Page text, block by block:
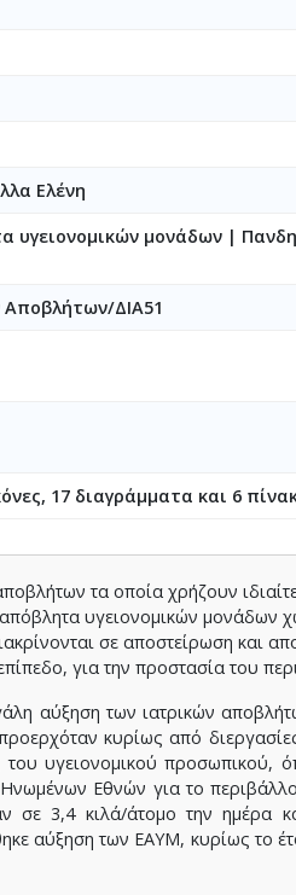
Ελένη
υγειονομικών μονάδων |
Αποβλήτων/ΔΙΑ51
17 διαγράμματα και 6
τα οποία χρήζουν
υγειονομικών μονάδων
σε αποστείρωση και
για την προστασία του
αύξηση των ιατρικών
κυρίως από
υγειονομικού προσωπικού,
Εθνών για το
σε 3,4 κιλά/άτομο την ημέρα
αύξηση των ΕΑΥΜ, κυρίως το